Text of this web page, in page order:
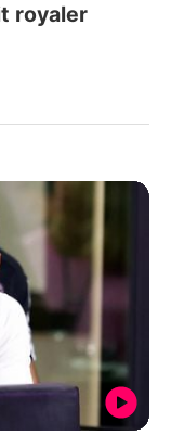
royaler